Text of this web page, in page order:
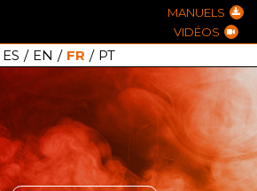
MANUELS
VIDÉOS
ES / EN / FR / PT